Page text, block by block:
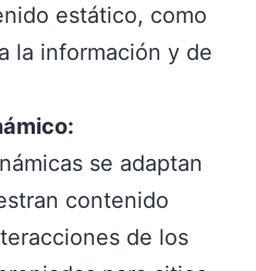
estático, como
la información y de
se adaptan
contenido
de los